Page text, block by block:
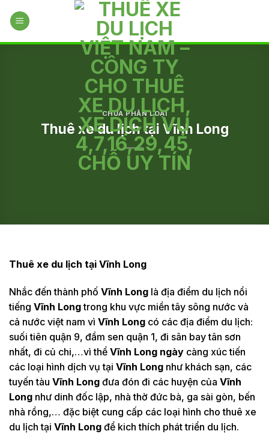
CHƯA PHÂN LOẠI
Thuê xe du lịch tại Vĩnh Long
Thuê xe du lịch tại Vĩnh Long
Nhắc đến thành phố Vĩnh Long là địa điểm du lịch nổi
tiếng Vĩnh Longtrong khu vực miền tây sông nước và
cả nước việt nam vì Vĩnh Long có các địa điểm du lịch:
suối tiên quận 9, đầm sen quận 1, đi sân bay tân sơn
nhất, đi củ chi,…vì thể Vĩnh Long ngày càng xúc tiến
các loại hình dịch vụ tại Vĩnh Long như khách sạn, các
tuyến tàu Vĩnh Long đưa đón đi các huyện của Vĩnh
Long như dinh đốc lập, nhà thờ đức bà, ga sài gòn, bến
nhà rồng,… đặc biệt cung cấp các loại hình cho thuê xe
du lịch tại Vĩnh Long để kich thích phát triển du lịch.